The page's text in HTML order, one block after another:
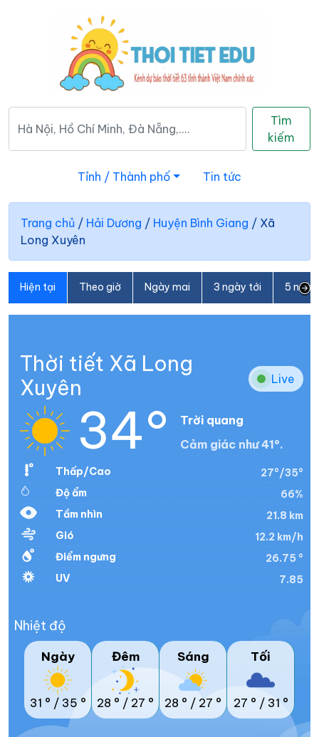
Tìm
kiếm
Tỉnh / Thành phố Tin tức
Trang chủ / Hải Dương / Huyện Bình Giang / Xã
Long Xuyên
Hiện tại Theo giờ Ngày mai 3 ngày tới 5
Thời tiết Xã Long
Xuyên
Live
34°
Trời quang
Cảm giác như 41°.
Thấp/Cao
27°/35°
Độ ẩm
66%
Tầm nhìn
21.8 km
Gió
12.2 km/h
Điểm ngưng
26.75 °
UV
7.85
Nhiệt độ
Ngày
31 ° / 35 °
Đêm
28 ° / 27 °
Sáng
28 ° / 27 °
Tối
27 ° / 31 °